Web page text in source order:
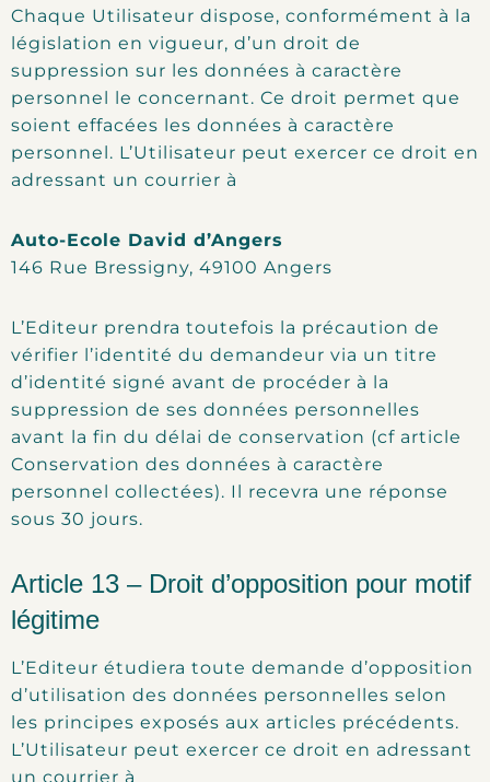
Chaque Utilisateur dispose, conformément à la
législation en vigueur, d’un droit de
suppression sur les données à caractère
personnel le concernant. Ce droit permet que
soient effacées les données à caractère
personnel. L’Utilisateur peut exercer ce droit en
adressant un courrier à
Auto-Ecole David d’Angers
146 Rue Bressigny, 49100 Angers
L’Editeur prendra toutefois la précaution de
vérifier l’identité du demandeur via un titre
d’identité signé avant de procéder à la
suppression de ses données personnelles
avant la fin du délai de conservation (cf article
Conservation des données à caractère
personnel collectées). Il recevra une réponse
sous 30 jours.
Article 13 – Droit d’opposition pour motif
légitime
L’Editeur étudiera toute demande d’opposition
d’utilisation des données personnelles selon
les principes exposés aux articles précédents.
L’Utilisateur peut exercer ce droit en adressant
un courrier à